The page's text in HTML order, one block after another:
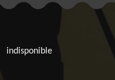
indisponible